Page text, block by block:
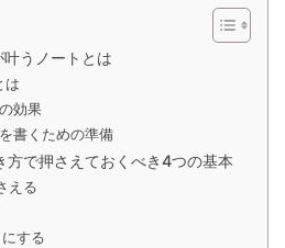
叶うノートとは
は
効果
書くための準備
方で押さえておくべき4つの基本
える
する